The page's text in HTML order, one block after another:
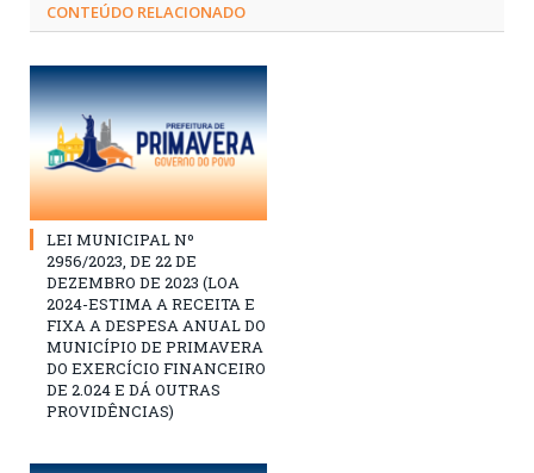
CONTEÚDO RELACIONADO
LEI MUNICIPAL Nº
2956/2023, DE 22 DE
DEZEMBRO DE 2023 (LOA
2024-ESTIMA A RECEITA E
FIXA A DESPESA ANUAL DO
MUNICÍPIO DE PRIMAVERA
DO EXERCÍCIO FINANCEIRO
DE 2.024 E DÁ OUTRAS
PROVIDÊNCIAS)